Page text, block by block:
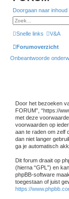
Doorgaan naar inhoud
Snelle links V&A
Forumoverzicht
Onbeantwoorde
Door het bezoeken
FORUM”, “https://
met deze
voorwaarden op
aan te raden om zelf
dan niet langer
ga je automatisch
Dit forum draait op
(hierna “GPL”) en
phpBB-software
toegestaan of juist
https://